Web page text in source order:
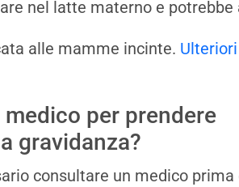
nel latte materno e
alle mamme incinte.
per prendere
gravidanza?
consultare un medico